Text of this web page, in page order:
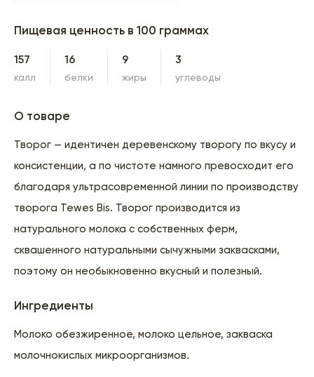
Пищевая ценность в 100 граммах
157
калл
16
белки
9
жиры
3
углеводы
О товаре
Творог — идентичен деревенскому творогу по вкусу и
консистенции, а по чистоте намного превосходит его
благодаря ультрасовременной линии по производству
творога Tewes Bis. Творог производится из
натурального молока с собственных ферм,
сквашенного натуральными сычужными заквасками,
поэтому он необыкновенно вкусный и полезный.
Ингредиенты
Молоко обезжиренное, молоко цельное, закваска
молочнокислых микроорганизмов.